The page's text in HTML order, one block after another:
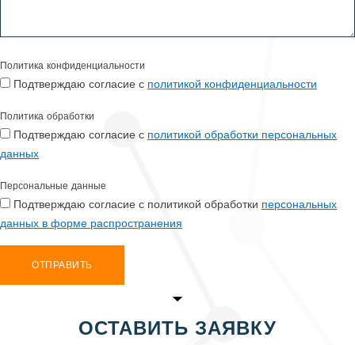
Политика конфиденциальности
Подтверждаю согласие с политикой конфиденциальности
Политика обработки
Подтверждаю согласие с политикой обработки персональных
данных
Персональные данные
Подтверждаю согласие с политикой обработки персональных
данных в форме распространения
ОТПРАВИТЬ
ОСТАВИТЬ ЗАЯВКУ